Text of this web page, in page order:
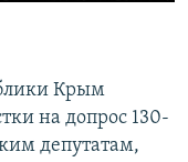
Крым
на допрос 130-
депутатам,